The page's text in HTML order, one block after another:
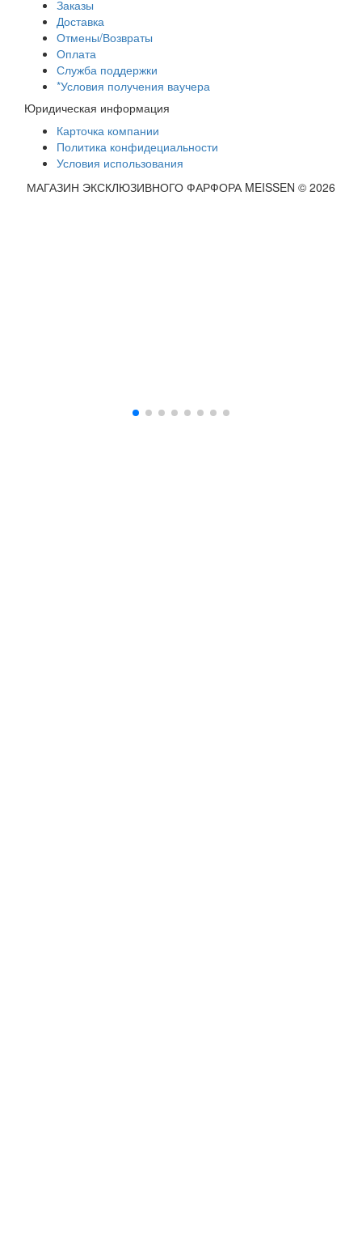
Заказы
Доставка
Отмены/Возвраты
Оплата
Служба поддержки
*Условия получения ваучера
Юридическая информация
Карточка компании
Политика конфидециальности
Условия использования
МАГАЗИН ЭКСКЛЮЗИВНОГО ФАРФОРА MEISSEN © 2026